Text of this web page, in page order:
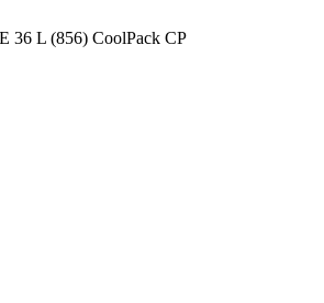
36 L (856) CoolPack CP